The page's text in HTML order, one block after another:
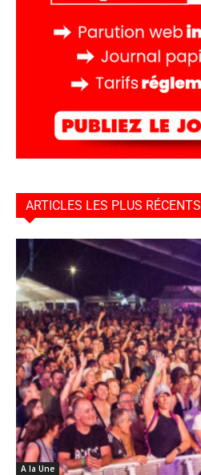
ARTICLES LES PLUS RÉCENTS
A la Une